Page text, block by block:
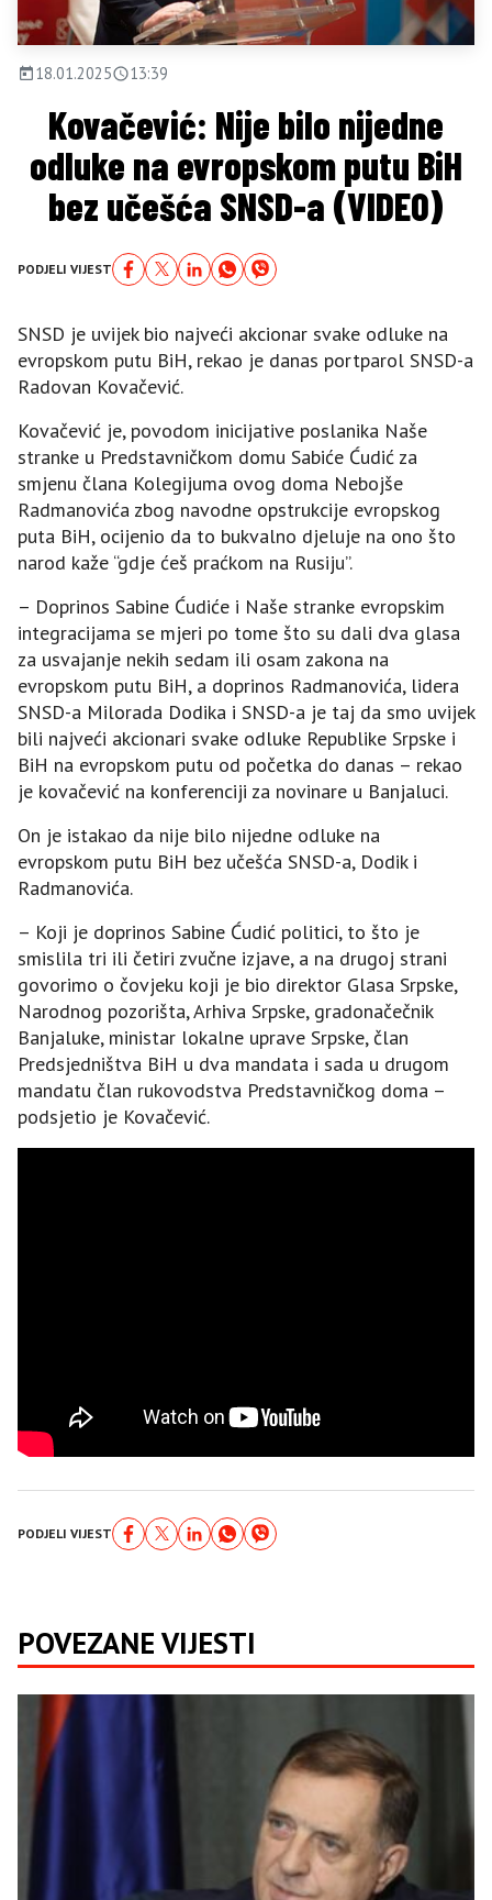
18.01.2025 13:39
Kovačević: Nije bilo nijedne
odluke na evropskom putu BiH
bez učešća SNSD-a (VIDEO)
PODJELI VIJEST
SNSD je uvijek bio najveći akcionar svake odluke na
evropskom putu BiH, rekao je danas portparol SNSD-a
Radovan Kovačević.
Kovačević je, povodom inicijative poslanika Naše
stranke u Predstavničkom domu Sabiće Ćudić za
smjenu člana Kolegijuma ovog doma Nebojše
Radmanovića zbog navodne opstrukcije evropskog
puta BiH, ocijenio da to bukvalno djeluje na ono što
narod kaže “gdje ćeš praćkom na Rusiju”.
– Doprinos Sabine Ćudiće i Naše stranke evropskim
integracijama se mjeri po tome što su dali dva glasa
za usvajanje nekih sedam ili osam zakona na
evropskom putu BiH, a doprinos Radmanovića, lidera
SNSD-a Milorada Dodika i SNSD-a je taj da smo uvijek
bili najveći akcionari svake odluke Republike Srpske i
BiH na evropskom putu od početka do danas – rekao
je kovačević na konferenciji za novinare u Banjaluci.
On je istakao da nije bilo nijedne odluke na
evropskom putu BiH bez učešća SNSD-a, Dodik i
Radmanovića.
– Koji je doprinos Sabine Ćudić politici, to što je
smislila tri ili četiri zvučne izjave, a na drugoj strani
govorimo o čovjeku koji je bio direktor Glasa Srpske,
Narodnog pozorišta, Arhiva Srpske, gradonačečnik
Banjaluke, ministar lokalne uprave Srpske, član
Predsjedništva BiH u dva mandata i sada u drugom
mandatu član rukovodstva Predstavničkog doma –
podsjetio je Kovačević.
PODJELI VIJEST
POVEZANE VIJESTI